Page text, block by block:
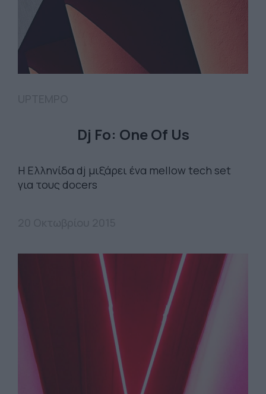
Dj Fo: One Of Us
Η Ελληνίδα dj μιξάρει ένα mellow tech set
για τους docers